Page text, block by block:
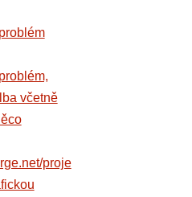
včetně
proje